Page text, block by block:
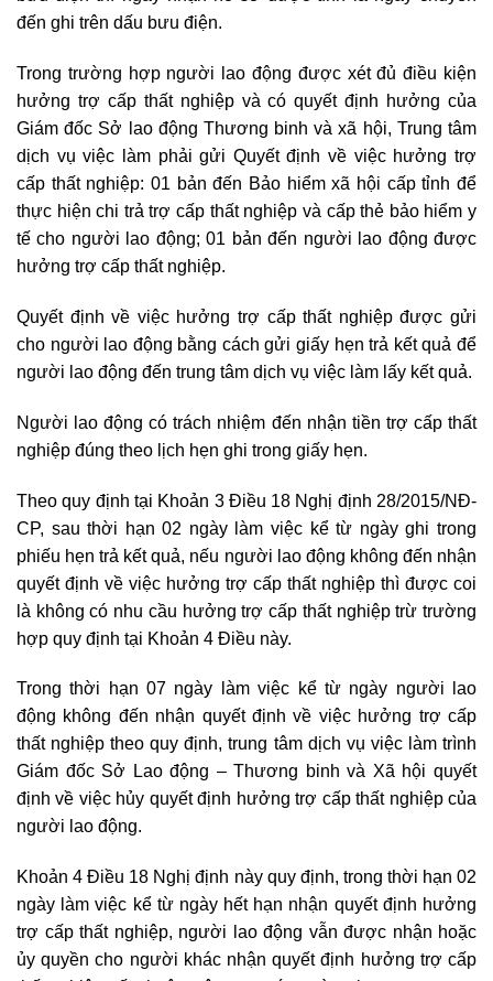
đến ghi trên dấu bưu điện.
Trong trường hợp người lao động được xét đủ điều kiện
hưởng trợ cấp thất nghiệp và có quyết định hưởng của
Giám đốc Sở lao động Thương binh và xã hội, Trung tâm
dịch vụ việc làm phải gửi Quyết định về việc hưởng trợ
cấp thất nghiệp: 01 bản đến Bảo hiểm xã hội cấp tỉnh để
thực hiện chi trả trợ cấp thất nghiệp và cấp thẻ bảo hiểm y
tế cho người lao động; 01 bản đến người lao động được
hưởng trợ cấp thất nghiệp.
Quyết định về việc hưởng trợ cấp thất nghiệp được gửi
cho người lao động bằng cách gửi giấy hẹn trả kết quả để
người lao động đến trung tâm dịch vụ việc làm lấy kết quả.
Người lao động có trách nhiệm đến nhận tiền trợ cấp thất
nghiệp đúng theo lịch hẹn ghi trong giấy hẹn.
Theo quy định tại Khoản 3 Điều 18 Nghị định 28/2015/NĐ-
CP, sau thời hạn 02 ngày làm việc kể từ ngày ghi trong
phiếu hẹn trả kết quả, nếu người lao động không đến nhận
quyết định về việc hưởng trợ cấp thất nghiệp thì được coi
là không có nhu cầu hưởng trợ cấp thất nghiệp trừ trường
hợp quy định tại Khoản 4 Điều này.
Trong thời hạn 07 ngày làm việc kể từ ngày người lao
động không đến nhận quyết định về việc hưởng trợ cấp
thất nghiệp theo quy định, trung tâm dịch vụ việc làm trình
Giám đốc Sở Lao động – Thương binh và Xã hội quyết
định về việc hủy quyết định hưởng trợ cấp thất nghiệp của
người lao động.
Khoản 4 Điều 18 Nghị định này quy định, trong thời hạn 02
ngày làm việc kể từ ngày hết hạn nhận quyết định hưởng
trợ cấp thất nghiệp, người lao động vẫn được nhận hoặc
ủy quyền cho người khác nhận quyết định hưởng trợ cấp